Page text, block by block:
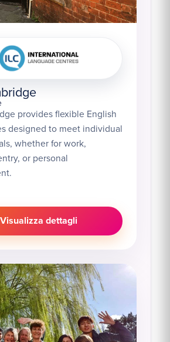
provides flexible English
designed to meet individual
whether for work,
or personal
Visualizza dettagli